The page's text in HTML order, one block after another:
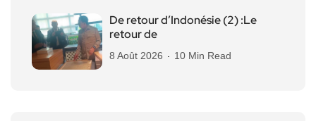
De retour d’Indonésie (2) :Le
retour de
8 Août 2026 10 Min Read